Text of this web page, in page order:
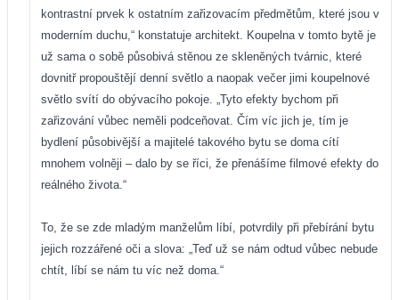
kontrastní prvek k ostatním zařizovacím předmětům, které jsou v
moderním duchu,“ konstatuje architekt. Koupelna v tomto bytě je
už sama o sobě působivá stěnou ze skleněných tvárnic, které
dovnitř propouštějí denní světlo a naopak večer jimi koupelnové
světlo svítí do obývacího pokoje. „Tyto efekty bychom při
zařizování vůbec neměli podceňovat. Čím víc jich je, tím je
bydlení působivější a majitelé takového bytu se doma cítí
mnohem volněji – dalo by se říci, že přenášíme filmové efekty do
reálného života.“
To, že se zde mladým manželům líbí, potvrdily při přebírání bytu
jejich rozzářené oči a slova: „Teď už se nám odtud vůbec nebude
chtít, líbí se nám tu víc než doma.“